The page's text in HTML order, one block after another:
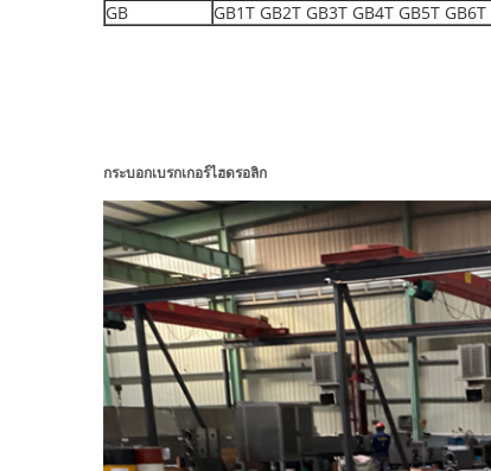
GB
GB1T GB2T GB3T GB4T GB5T
กระบอกเบรกเกอร์ไฮดรอลิก